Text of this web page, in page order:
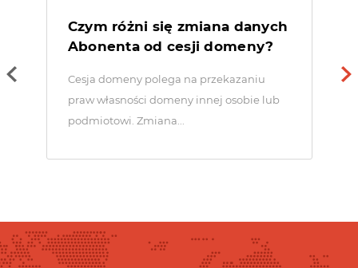
Czym różni się zmiana danych
Abonenta od cesji domeny?
Cesja domeny polega na przekazaniu
praw własności domeny innej osobie lub
podmiotowi. Zmiana...